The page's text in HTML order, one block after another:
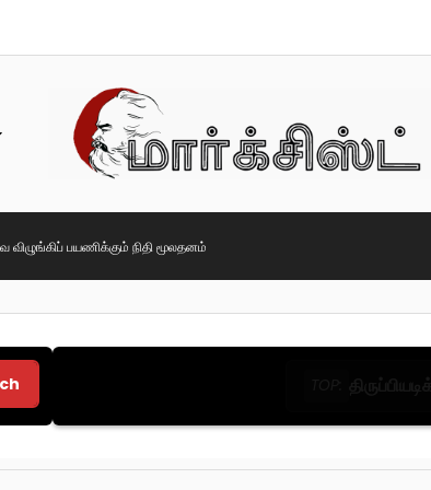
பயணிக்கும் நிதி மூலதனம்